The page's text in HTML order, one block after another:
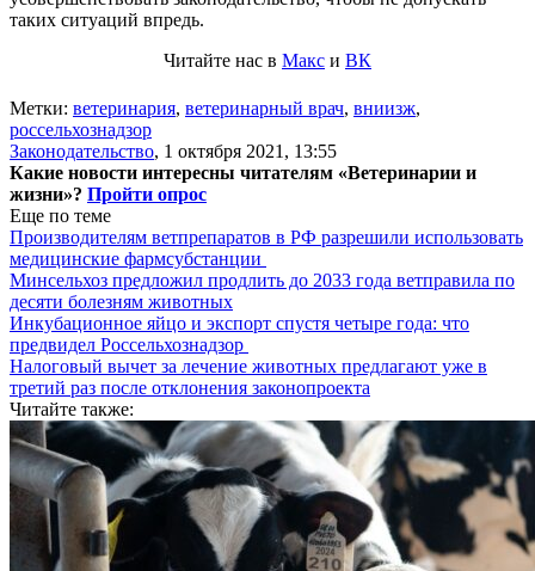
таких ситуаций впредь.
Читайте нас в Макс и ВК
Метки: ветеринария, ветеринарный врач, вниизж,
россельхознадзор
Законодательство, 1 октября 2021, 13:55
Какие новости интересны читателям «Ветеринарии и
жизни»? Пройти опрос
Еще по теме
Производителям ветпрепаратов в РФ разрешили использовать
медицинские фармсубстанции
Минсельхоз предложил продлить до 2033 года ветправила по
десяти болезням животных
Инкубационное яйцо и экспорт спустя четыре года: что
предвидел Россельхознадзор
Налоговый вычет за лечение животных предлагают уже в
третий раз после отклонения законопроекта
Читайте также: